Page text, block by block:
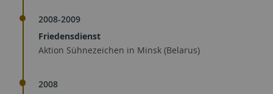
2008-2009
Friedensdienst
Aktion Sühnezeichen in Minsk (Belarus)
2008